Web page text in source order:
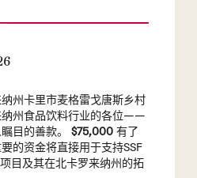
州卡里市麦格雷戈唐斯乡村
纳州食品饮料行业的各位——
目的善款。 $75,000 有了
的资金将直接用于支持SSF
目及其在北卡罗来纳州的拓